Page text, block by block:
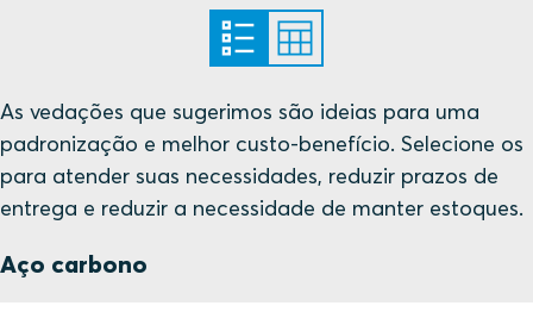
ABS
ABS
As vedações que sugerimos são ideias para uma
padronização e melhor custo-benefício. Selecione os
para atender suas necessidades, reduzir prazos de
entrega e reduzir a necessidade de manter estoques.
Aço carbono